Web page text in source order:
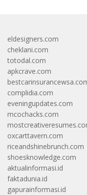
eldesigners.com
cheklani.com
totodal.com
apkcrave.com
complidia.com
eveningupdates.com
mcochacks.com
oxcarttavern.com
riceandshinebrunch.com
shoesknowledge.com
aktualinformasi.id
faktadunia.id
gapurainformasi.id